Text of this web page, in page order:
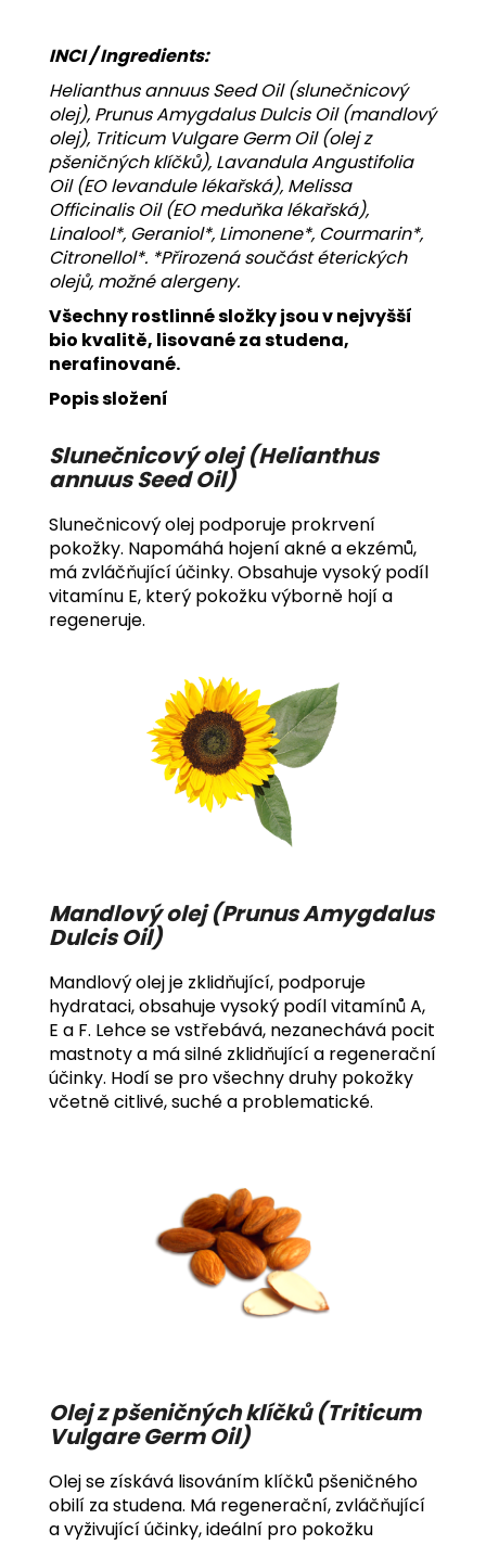
INCI / Ingredients:
Helianthus annuus Seed Oil (slunečnicový
olej), Prunus Amygdalus Dulcis Oil (mandlový
olej), Triticum Vulgare Germ Oil (olej z
pšeničných klíčků), Lavandula Angustifolia
Oil (EO levandule lékařská), Melissa
Officinalis Oil (EO meduňka lékařská),
Linalool*, Geraniol*, Limonene*, Courmarin*,
Citronellol*. *Přirozená součást éterických
olejů, možné alergeny.
Všechny rostlinné složky jsou v nejvyšší
bio kvalitě, lisované za studena,
nerafinované.
Popis složení
Slunečnicový olej (Helianthus
annuus Seed Oil)
Slunečnicový olej podporuje prokrvení
pokožky. Napomáhá hojení akné a ekzémů,
má zvláčňující účinky. Obsahuje vysoký podíl
vitamínu E, který pokožku výborně hojí a
regeneruje.
Mandlový olej (Prunus Amygdalus
Dulcis Oil)
Mandlový olej je zklidňující, podporuje
hydrataci, obsahuje vysoký podíl vitamínů A,
E a F. Lehce se vstřebává, nezanechává pocit
mastnoty a má silné zklidňující a regenerační
účinky. Hodí se pro všechny druhy pokožky
včetně citlivé, suché a problematické.
Olej z pšeničných klíčků (Triticum
Vulgare Germ Oil)
Olej se získává lisováním klíčků pšeničného
obilí za studena. Má regenerační, zvláčňující
a vyživující účinky, ideální pro pokožku